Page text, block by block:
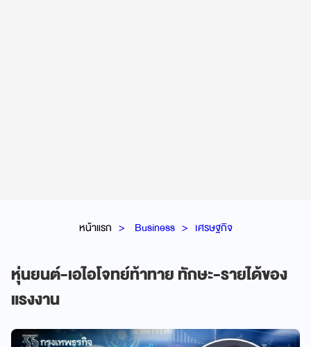
หน้าแรก Business เศรษฐกิจ
หุ่นยนต์-เอไอโจทย์ท้าทาย ทักษะ-รายได้ของ
แรงงาน